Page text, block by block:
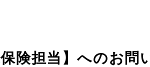
保険担当】へのお問